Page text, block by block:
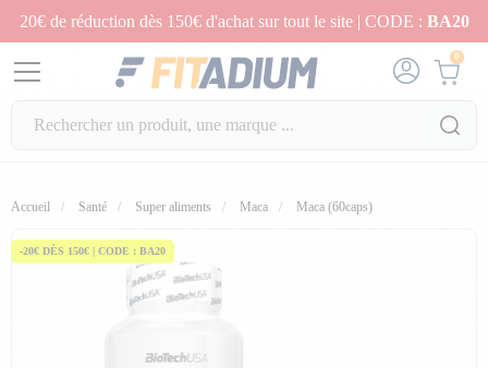
20€ de réduction dès 150€ d'achat sur tout le site | CODE : BA20
0
Accueil Santé Super aliments Maca Maca (60caps)
-20€ DÈS 150€ | CODE : BA20
fullscreen